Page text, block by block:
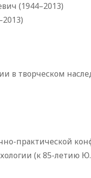
(1944–2013)
в творческом
практической
(к 85-летию